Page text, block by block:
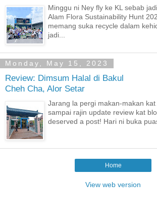
Minggu ni Ney fly ke KL sebab
Alam Flora Sustainability Hunt
memang suka recycle dalam
jadi...
Monday, May 15, 2023
Review: Dimsum Halal di Bakul
Cheh Cha, Alor Setar
Jarang la pergi makan-makan kat
sampai rajin update review kat
deserved a post! Hari ni buka
Home
View web version